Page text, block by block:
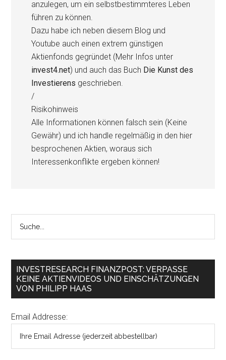
anzulegen, um ein selbstbestimmteres Leben
führen zu können.
Dazu habe ich neben diesem Blog und
Youtube auch einen extrem günstigen
Aktienfonds gegründet (Mehr Infos unter
invest4.net) und auch das Buch Die Kunst des
Investierens geschrieben.
/
Risikohinweis
Alle Informationen können falsch sein (Keine
Gewähr) und ich handle regelmäßig in den hier
besprochenen Aktien, woraus sich
Interessenkonflikte ergeben können!
INVESTRESEARCH FINANZPOST: VERPASSE
KEINE AKTIENVIDEOS UND EINSCHÄTZUNGEN
VON PHILIPP HAAS
Email Addresse: